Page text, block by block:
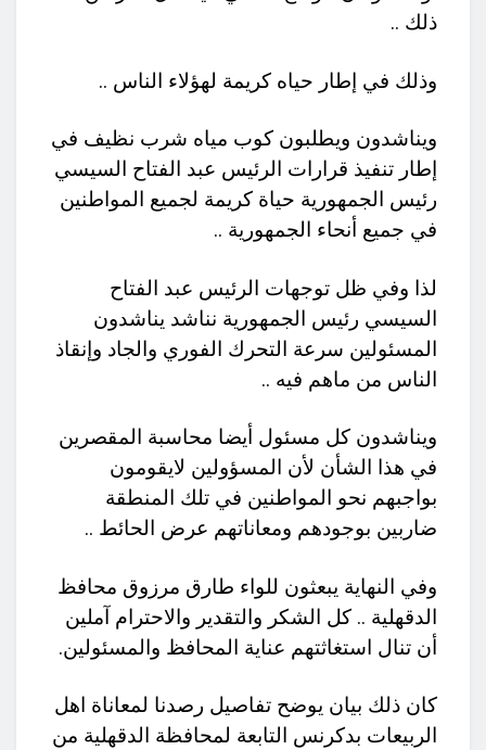
ذلك ..
وذلك في إطار حياه كريمة لهؤلاء الناس ..
ويناشدون ويطلبون كوب مياه شرب نظيف في
إطار تنفيذ قرارات الرئيس عبد الفتاح السيسي
رئيس الجمهورية حياة كريمة لجميع المواطنين
في جميع أنحاء الجمهورية ..
لذا وفي ظل توجهات الرئيس عبد الفتاح
السيسي رئيس الجمهورية نناشد يناشدون
المسئولين سرعة التحرك الفوري والجاد وإنقاذ
الناس من ماهم فيه ..
ويناشدون كل مسئول أيضا محاسبة المقصرين
في هذا الشأن لأن المسؤولين لايقومون
بواجبهم نحو المواطنين في تلك المنطقة
ضاربين بوجودهم ومعاناتهم عرض الحائط ..
وفي النهاية يبعثون للواء طارق مرزوق محافظ
الدقهلية .. كل الشكر والتقدير والاحترام آملين
أن تنال استغاثتهم عناية المحافظ والمسئولين.
كان ذلك بيان يوضح تفاصيل رصدنا لمعاناة اهل
الربيعات بدكرنس التابعة لمحافظة الدقهلية من